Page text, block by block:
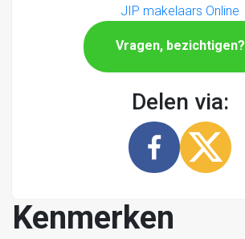
Kenmerken
JIP makelaars Online
Vragen, bezichtigen?
Delen via: